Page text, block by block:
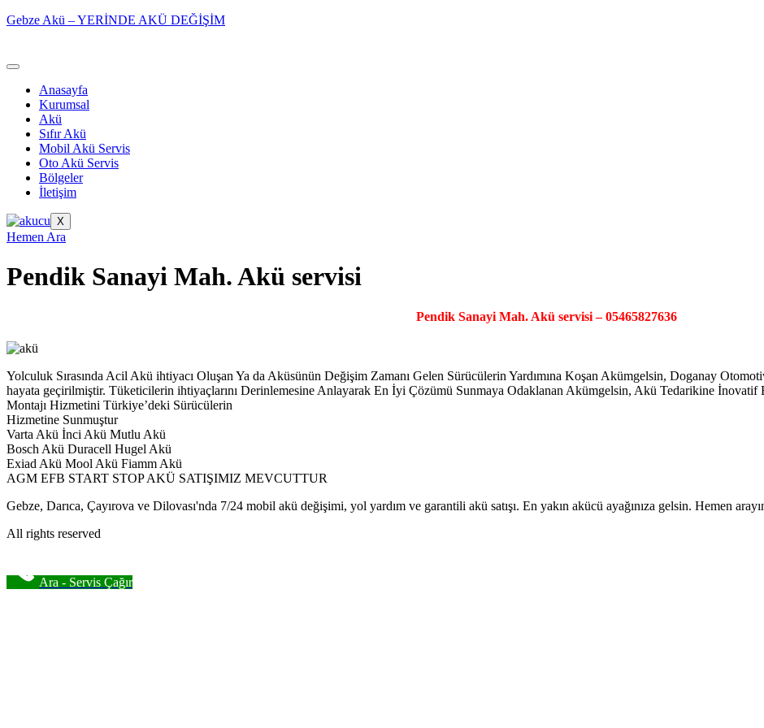
Gebze Akü – YERİNDE AKÜ DEĞİŞİM
Anasayfa
Kurumsal
Akü
Sıfır Akü
Mobil Akü Servis
Oto Akü Servis
Bölgeler
İletişim
X
Hemen Ara
Pendik Sanayi Mah. Akü servisi
Pendik Sanayi Mah. Akü servisi – 05465827636
Yolculuk Sırasında Acil Akü ihtiyacı Oluşan Ya da Aküsünün Değişim Zamanı Gelen Sürücülerin Yardımına Koşan Akümgelsin, Doganay
hayata geçirilmiştir. Tüketicilerin ihtiyaçlarını Derinlemesine Anlayarak En İyi Çözümü Sunmaya Odaklanan Akümgelsin, Akü Tedarikine İnovatif
Montajı Hizmetini Türkiye’deki Sürücülerin
Hizmetine Sunmuştur
Varta Akü İnci Akü Mutlu Akü
Bosch Akü Duracell Hugel Akü
Exiad Akü Mool Akü Fiamm Akü
AGM EFB START STOP AKÜ SATIŞIMIZ MEVCUTTUR
Gebze, Darıca, Çayırova ve Dilovası'nda 7/24 mobil akü değişimi, yol yardım ve garantili akü satışı. En yakın akücü ayağınıza gelsin. Hemen
All rights reserved
Ara - Servis Çağır